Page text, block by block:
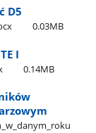
D5
0.03MB
I
0.14MB